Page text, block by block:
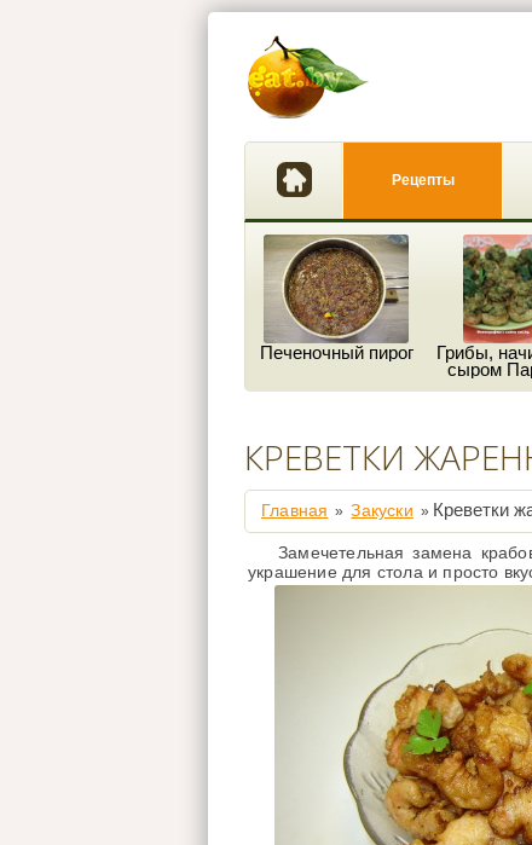
Рецепты
Печеночный пирог
Грибы,
сыром
КРЕВЕТКИ
Главная » Закуски » Креветки
Замечетельная замена
украшение для стола и просто